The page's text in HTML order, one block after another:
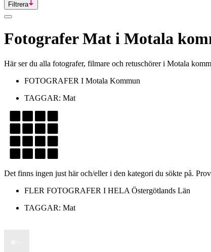
Filtrera
FotograferMat i Motala
Här ser du alla fotografer, filmare och retuschörer i Motala
FOTOGRAFER I Motala Kommun
TAGGAR: Mat
Det finns ingen just här och/eller i den kategori du sökte på.
FLER FOTOGRAFER I HELA Östergötlands Län
TAGGAR: Mat